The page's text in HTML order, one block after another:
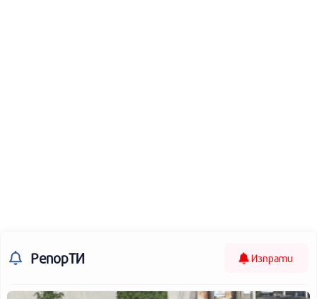
РепорТИ Изпрати